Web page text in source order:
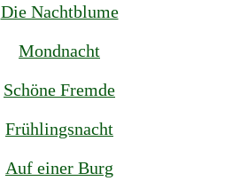
Die Nachtblume
Mondnacht
Schöne Fremde
Frühlingsnacht
Auf einer Burg